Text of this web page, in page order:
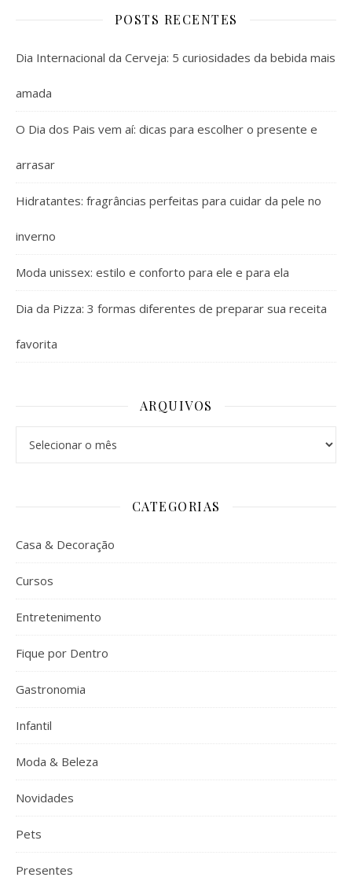
POSTS RECENTES
Dia Internacional da Cerveja: 5 curiosidades da bebida mais
amada
O Dia dos Pais vem aí: dicas para escolher o presente e
arrasar
Hidratantes: fragrâncias perfeitas para cuidar da pele no
inverno
Moda unissex: estilo e conforto para ele e para ela
Dia da Pizza: 3 formas diferentes de preparar sua receita
favorita
ARQUIVOS
CATEGORIAS
Casa & Decoração
Cursos
Entretenimento
Fique por Dentro
Gastronomia
Infantil
Moda & Beleza
Novidades
Pets
Presentes